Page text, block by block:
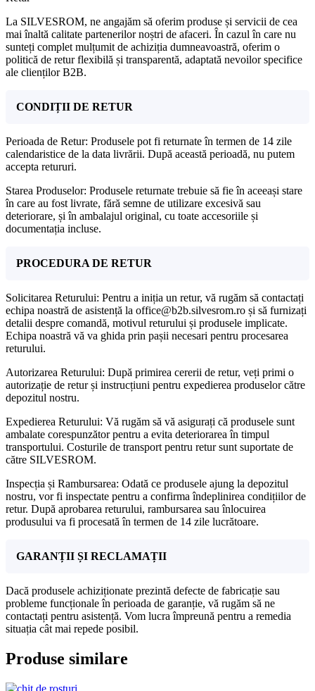
La SILVESROM, ne angajăm să oferim produse și servicii de cea
mai înaltă calitate partenerilor noștri de afaceri. În cazul în care nu
sunteți complet mulțumit de achiziția dumneavoastră, oferim o
politică de retur flexibilă și transparentă, adaptată nevoilor specifice
ale clienților B2B.
CONDIȚII DE RETUR
Perioada de Retur: Produsele pot fi returnate în termen de 14 zile
calendaristice de la data livrării. După această perioadă, nu putem
accepta retururi.
Starea Produselor: Produsele returnate trebuie să fie în aceeași stare
în care au fost livrate, fără semne de utilizare excesivă sau
deteriorare, și în ambalajul original, cu toate accesoriile și
documentația incluse.
PROCEDURA DE RETUR
Solicitarea Returului: Pentru a iniția un retur, vă rugăm să contactați
echipa noastră de asistență la office@b2b.silvesrom.ro și să furnizați
detalii despre comandă, motivul returului și produsele implicate.
Echipa noastră vă va ghida prin pașii necesari pentru procesarea
returului.
Autorizarea Returului: După primirea cererii de retur, veți primi o
autorizație de retur și instrucțiuni pentru expedierea produselor către
depozitul nostru.
Expedierea Returului: Vă rugăm să vă asigurați că produsele sunt
ambalate corespunzător pentru a evita deteriorarea în timpul
transportului. Costurile de transport pentru retur sunt suportate de
către SILVESROM.
Inspecția și Rambursarea: Odată ce produsele ajung la depozitul
nostru, vor fi inspectate pentru a confirma îndeplinirea condițiilor de
retur. După aprobarea returului, rambursarea sau înlocuirea
produsului va fi procesată în termen de 14 zile lucrătoare.
GARANȚII ȘI RECLAMAȚII
Dacă produsele achiziționate prezintă defecte de fabricație sau
probleme funcționale în perioada de garanție, vă rugăm să ne
contactați pentru asistență. Vom lucra împreună pentru a remedia
situația cât mai repede posibil.
Produse similare